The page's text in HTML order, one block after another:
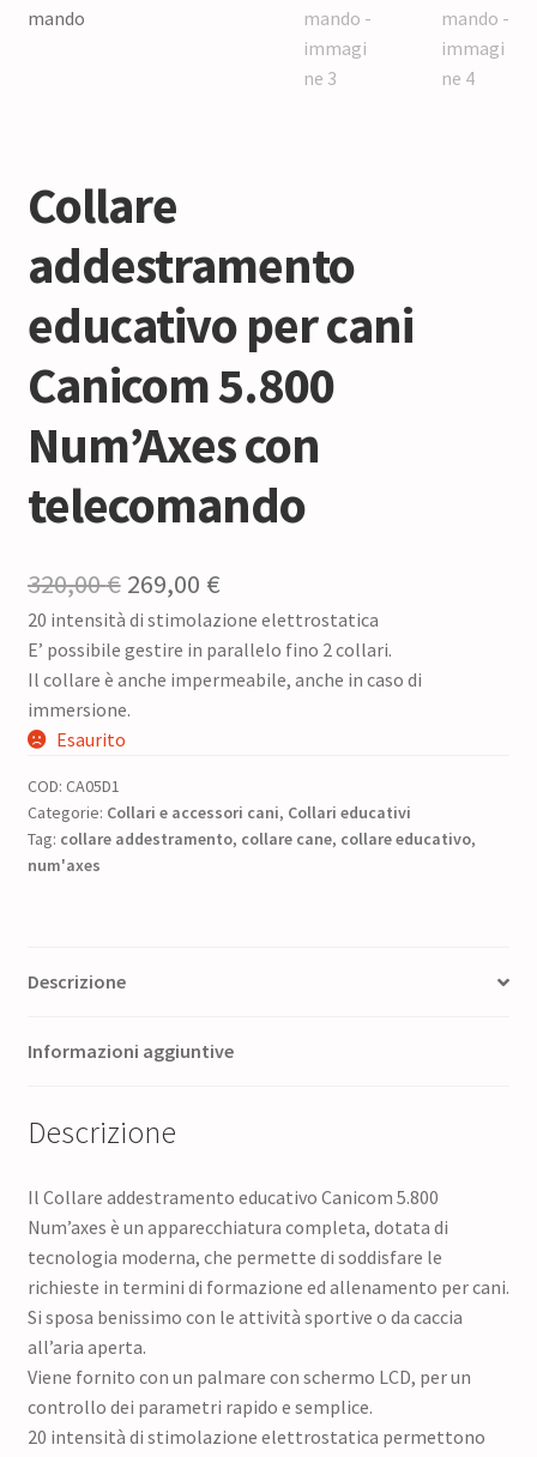
Collare
addestramento
educativo per cani
Canicom 5.800
Num’Axes con
telecomando
320,00€ Il
prezzo
originale
era:
269,00 €Il
prezzo
attuale
20 intensità di stimolazione elettrostatica
E’ possibile gestire in parallelo fino 2 collari.
Il collare è anche impermeabile, anche in caso di
immersione.
Esaurito
COD: CA05D1
Categorie: Collari e accessori cani, Collari educativi
Tag: collare addestramento, collare cane, collare educativo,
num'axes
Descrizione
Informazioni aggiuntive
Descrizione
Il Collare addestramento educativo Canicom 5.800
Num’axes è un apparecchiatura completa, dotata di
tecnologia moderna, che permette di soddisfare le
richieste in termini di formazione ed allenamento per cani.
Si sposa benissimo con le attività sportive o da caccia
all’aria aperta.
Viene fornito con un palmare con schermo LCD, per un
controllo dei parametri rapido e semplice.
20 intensità di stimolazione elettrostatica permettono